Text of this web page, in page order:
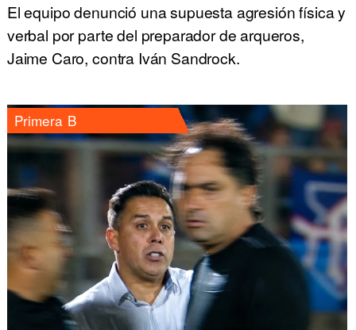
El equipo denunció una supuesta agresión física y
verbal por parte del preparador de arqueros,
Jaime Caro, contra Iván Sandrock.
Primera B